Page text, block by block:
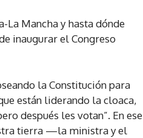
La Mancha y hasta dónde
inaugurar el Congreso
la Constitución para
están liderando la cloaca,
después les votan”. En ese
tierra —la ministra y el